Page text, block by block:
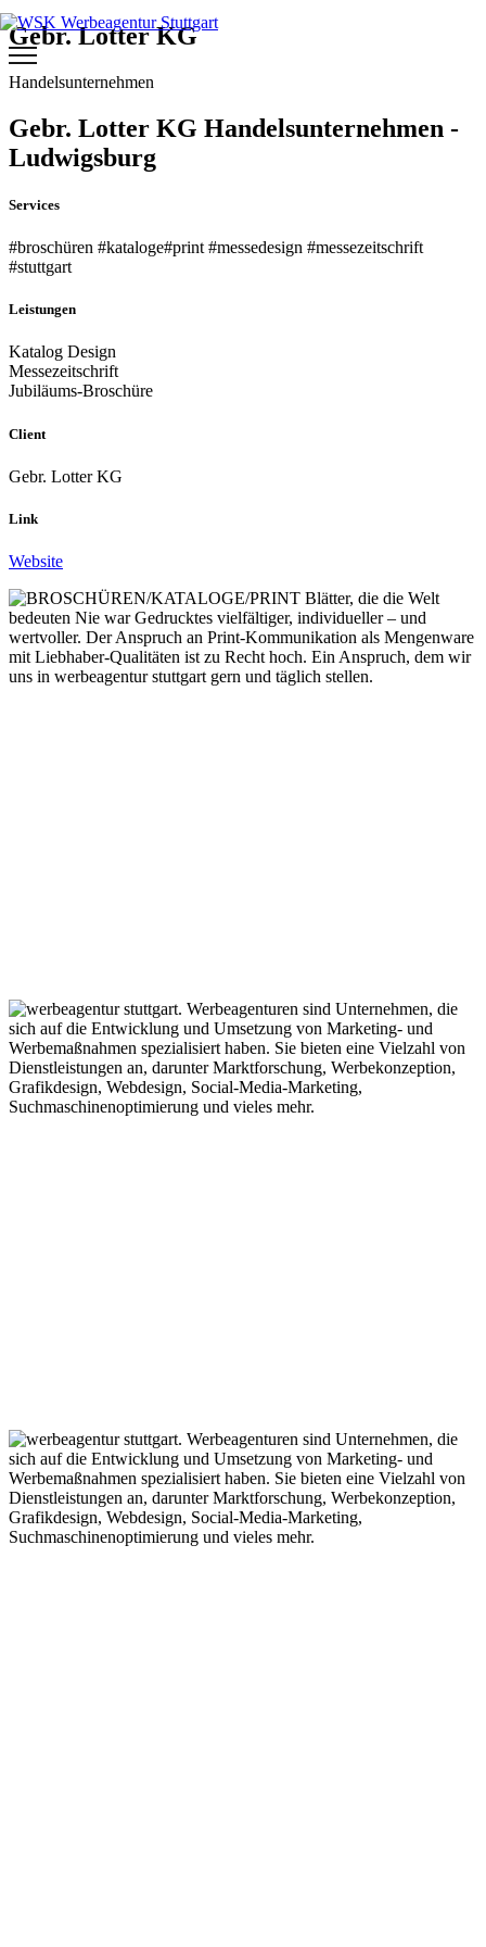
Gebr. Lotter KG
Handelsunternehmen
Gebr. Lotter KG Handelsunternehmen -
Ludwigsburg
Services
#broschüren #kataloge#print #messedesign #messezeitschrift
#stuttgart
Leistungen
Katalog Design
Messezeitschrift
Jubiläums-Broschüre
Client
Gebr. Lotter KG
Link
Website